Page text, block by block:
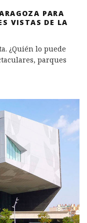
PARA
VISTAS DE LA
¿Quién lo puede
parques